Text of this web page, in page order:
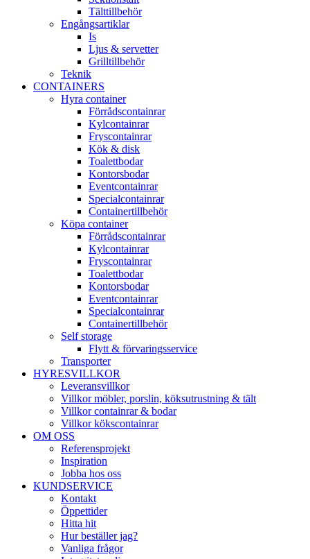
Tälttillbehör
Engångsartiklar
Is
Ljus & servetter
Grilltillbehör
Teknik
CONTAINERS
Hyra container
Förrådscontainrar
Kylcontainrar
Fryscontainrar
Kök & disk
Toalettbodar
Kontorsbodar
Eventcontainrar
Specialcontainrar
Containertillbehör
Köpa container
Förrådscontainrar
Kylcontainrar
Fryscontainrar
Toalettbodar
Kontorsbodar
Eventcontainrar
Specialcontainrar
Containertillbehör
Self storage
Flytt & förvaringsservice
Transporter
HYRESVILLKOR
Leveransvillkor
Villkor möbler, porslin, köksutrustning & tält
Villkor containrar & bodar
Villkor kökscontainrar
OM OSS
Referensprojekt
Inspiration
Jobba hos oss
KUNDSERVICE
Kontakt
Öppettider
Hitta hit
Hur beställer jag?
Vanliga frågor